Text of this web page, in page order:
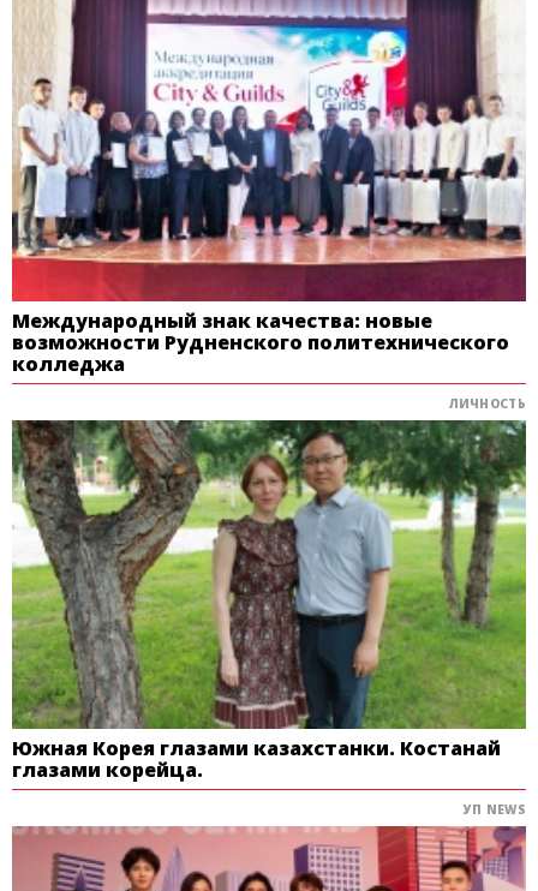
Международный знак качества: новые
возможности Рудненского политехнического
колледжа
ЛИЧНОСТЬ
Южная Корея глазами казахстанки. Костанай
глазами корейца.
УП NEWS